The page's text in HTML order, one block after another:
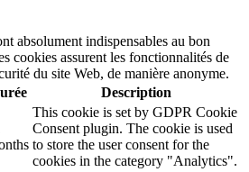
absolument indispensables au bon
cookies assurent les fonctionnalités de
du site Web, de manière anonyme.
Description
This cookie is set by GDPR Cookie
Consent plugin. The cookie is used
to store the user consent for the
cookies in the category "Analytics".